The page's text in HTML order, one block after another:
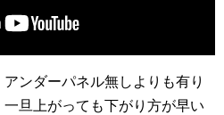
ンダーパネル無しよりも有り
旦上がっても下がり方が早い